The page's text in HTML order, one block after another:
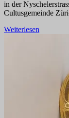
in der
Cultusgemeinde
Weiterlesen